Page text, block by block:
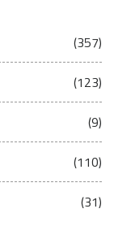
(357)
(123)
(9)
(110)
(31)